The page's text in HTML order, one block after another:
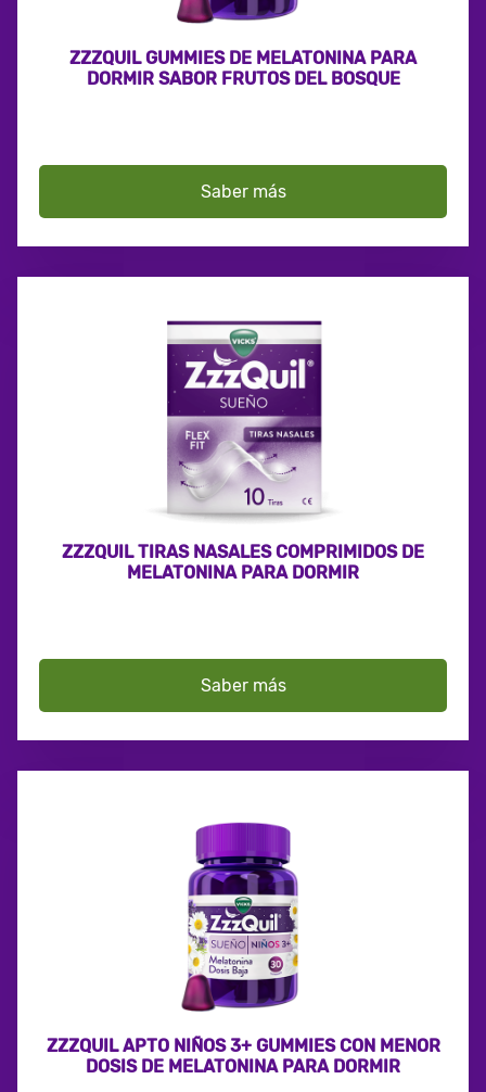
ZZZQUIL GUMMIES DE MELATONINA PARA
DORMIR SABOR FRUTOS DEL BOSQUE
Saber más
ZZZQUIL TIRAS NASALES COMPRIMIDOS DE
MELATONINA PARA DORMIR
Saber más
ZZZQUIL APTO NIÑOS 3+ GUMMIES CON MENOR
DOSIS DE MELATONINA PARA DORMIR